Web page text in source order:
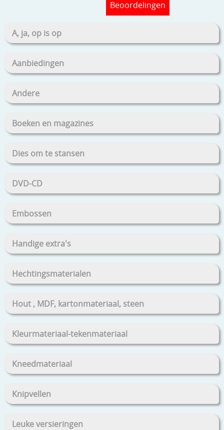
Beoordelingen
A, ja, op is op
Aanbiedingen
Andere
Boeken en magazines
Dies om te stansen
DVD-CD
Embossen
Handige extra's
Hechtingsmaterialen
Hout , MDF, kartonmateriaal, steen
Kleurmateriaal-tekenmateriaal
Kneedmateriaal
Knipvellen
Leuke versieringen